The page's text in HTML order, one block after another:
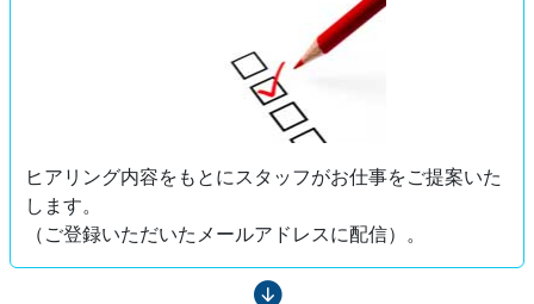
ヒアリング内容をもとにスタッフがお仕事をご提案いた
します。
（ご登録いただいたメールアドレスに配信）。